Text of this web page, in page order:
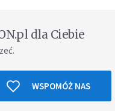
dla Ciebie
WSPOMÓŻ NAS